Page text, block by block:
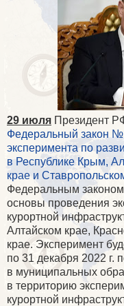
29 июля Президент
Федеральный закон
эксперимента по
в Республике Крым,
крае и
Федеральным
основы проведения
курортной
Алтайском крае,
крае. Эксперимент
по 31 декабря 2022 г.
в муниципальных
в территорию
курортной